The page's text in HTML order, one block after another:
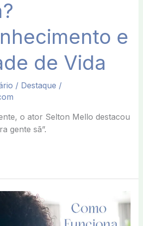
e
de Vida
/ Destaque /
o ator Selton Mello destacou
gente sã”.